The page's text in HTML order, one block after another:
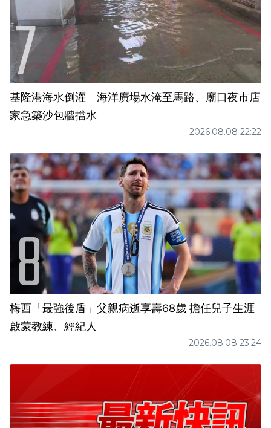
基隆港海水倒灌 海洋廣場水淹至馬路、廟口夜市店
家急築沙包牆擋水
2026.08.08 22:22
梅西「最強後盾」父親病逝享壽68歲 擔任兒子生涯
啟蒙教練、經紀人
2026.08.08 23:24